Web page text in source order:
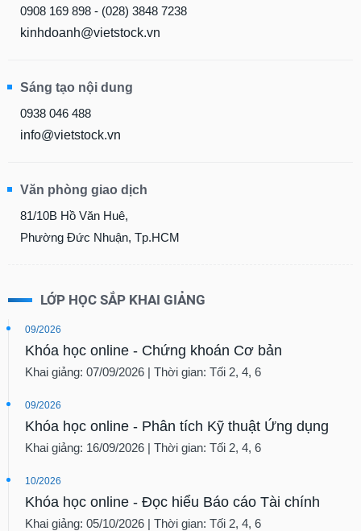
0908 169 898 - (028) 3848 7238
kinhdoanh@vietstock.vn
Sáng tạo nội dung
0938 046 488
info@vietstock.vn
Văn phòng giao dịch
81/10B Hồ Văn Huê,
Phường Đức Nhuận, Tp.HCM
LỚP HỌC SẮP KHAI GIẢNG
09/2026
Khóa học online - Chứng khoán Cơ bản
Khai giảng: 07/09/2026 | Thời gian: Tối 2, 4, 6
09/2026
Khóa học online - Phân tích Kỹ thuật Ứng dụng
Khai giảng: 16/09/2026 | Thời gian: Tối 2, 4, 6
10/2026
Khóa học online - Đọc hiểu Báo cáo Tài chính
Khai giảng: 05/10/2026 | Thời gian: Tối 2, 4, 6